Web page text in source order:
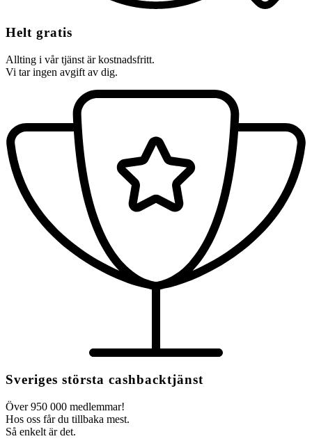
Helt gratis
Allting i vår tjänst är kostnadsfritt.
Vi tar ingen avgift av dig.
Sveriges största cashbacktjänst
Över 950 000 medlemmar!
Hos oss får du tillbaka mest.
Så enkelt är det.